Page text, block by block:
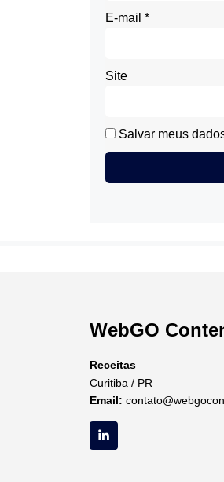
E-mail *
Site
Salvar meus
WebGO
Receitas
Curitiba / PR
Email: